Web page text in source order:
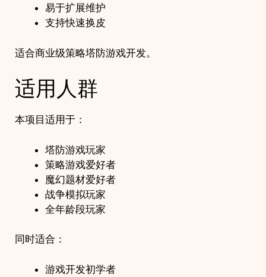
易于扩展维护
支持快速换皮
适合商业级策略塔防游戏开发。
适用人群
本项目适用于：
塔防游戏玩家
策略游戏爱好者
魔幻题材爱好者
战争模拟玩家
全年龄段玩家
同时适合：
游戏开发初学者